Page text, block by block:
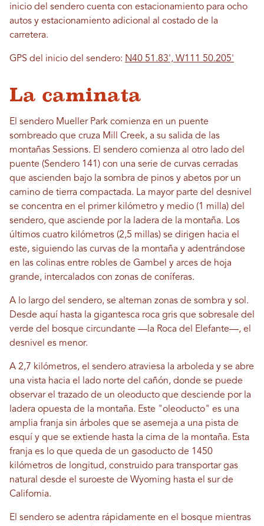
inicio del sendero cuenta con estacionamiento para ocho
autos y estacionamiento adicional al costado de la
carretera.
GPS del inicio del sendero: N40 51.83', W111 50.205'
La caminata
El sendero Mueller Park comienza en un puente
sombreado que cruza Mill Creek, a su salida de las
montañas Sessions. El sendero comienza al otro lado del
puente (Sendero 141) con una serie de curvas cerradas
que ascienden bajo la sombra de pinos y abetos por un
camino de tierra compactada. La mayor parte del desnivel
se concentra en el primer kilómetro y medio (1 milla) del
sendero, que asciende por la ladera de la montaña. Los
últimos cuatro kilómetros (2,5 millas) se dirigen hacia el
este, siguiendo las curvas de la montaña y adentrándose
en las colinas entre robles de Gambel y arces de hoja
grande, intercalados con zonas de coníferas.
A lo largo del sendero, se alternan zonas de sombra y sol.
Desde aquí hasta la gigantesca roca gris que sobresale del
verde del bosque circundante —la Roca del Elefante—, el
desnivel es menor.
A 2,7 kilómetros, el sendero atraviesa la arboleda y se abre
una vista hacia el lado norte del cañón, donde se puede
observar el trazado de un oleoducto que desciende por la
ladera opuesta de la montaña. Este "oleoducto" es una
amplia franja sin árboles que se asemeja a una pista de
esquí y que se extiende hasta la cima de la montaña. Esta
franja es lo que queda de un gasoducto de 1450
kilómetros de longitud, construido para transportar gas
natural desde el suroeste de Wyoming hasta el sur de
California.
El sendero se adentra rápidamente en el bosque mientras